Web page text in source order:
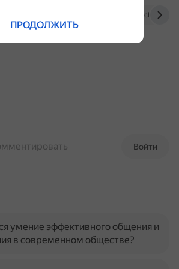
Войти
умение эффективного общения и
в современном обществе?
ПРОДОЛЖИТЬ